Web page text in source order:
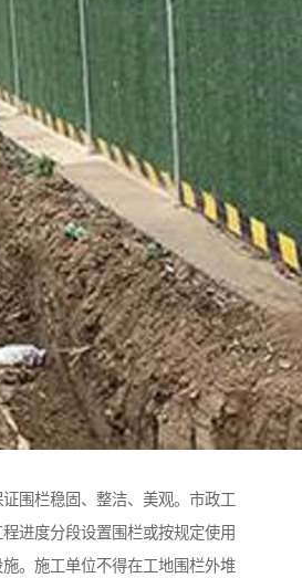
围栏稳固、整洁、美观。市政工
进度分段设置围栏或按规定使用
。施工单位不得在工地围栏外堆